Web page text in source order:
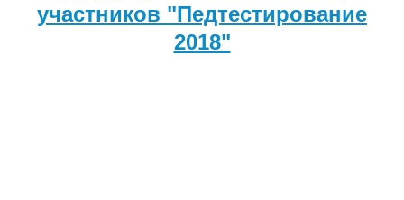
участников "Педтестирование
2018"